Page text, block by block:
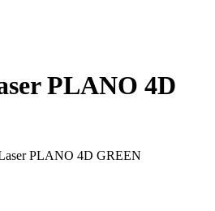
PLANO 4D
PLANO 4D GREEN